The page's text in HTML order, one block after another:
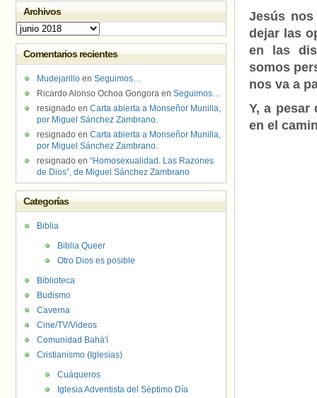
Jesús
dejar las
en las
somos
nos va a
Y, a pesar
en el
Archivos
Archivos
Comentarios recientes
Mudejarillo en Seguimos…
Ricardo Alonso Ochoa Gongora en Seguimos…
resignado en Carta abierta a Monseñor Munilla,
por Miguel Sánchez Zambrano.
resignado en Carta abierta a Monseñor Munilla,
por Miguel Sánchez Zambrano.
resignado en “Homosexualidad. Las Razones
de Dios”, de Miguel Sánchez Zambrano
Categorías
Biblia
Biblia Queer
Otro Dios es posible
Biblioteca
Budismo
Caverna
Cine/TV/Videos
Comunidad Bahá'í
Cristianismo (Iglesias)
Cuáqueros
Iglesia Adventista del Séptimo Día